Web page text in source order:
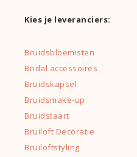
Kies je leveranciers:
Bruidsbloemisten
Bridal accessoires
Bruidskapsel
Bruidsmake-up
Bruidstaart
Bruiloft Decoratie
Bruiloftstyling